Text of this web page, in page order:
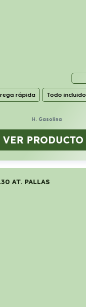
rápida Todo incluido
H. Gasolina
VER PRODUCTO
AT. PALLAS